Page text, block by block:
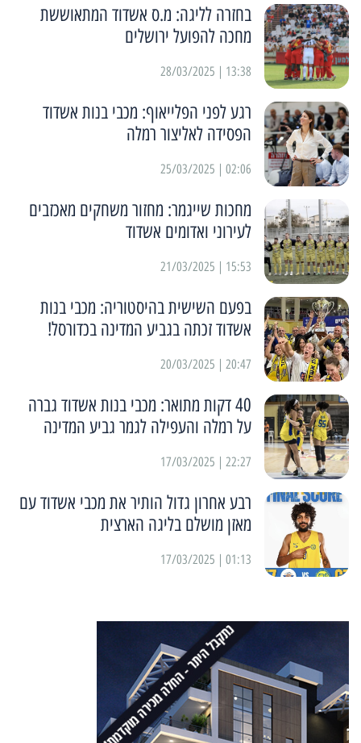
בחזרה לליגה: מ.ס אשדוד המתאוששת
מחכה להפועל ירושלים
13:38 | 28/03/2025
רגע לפני הפלייאוף: מכבי בנות אשדוד
הפסידה לאליצור רמלה
02:06 | 25/03/2025
מחכות שייגמר: מחזור משחקים מאכזבים
לעירוני ואדומים אשדוד
15:53 | 21/03/2025
בפעם השישית בהיסטוריה: מכבי בנות
אשדוד זכתה בגביע המדינה בכדורסל!
20:47 | 20/03/2025
40 דקות מתואר: מכבי בנות אשדוד גברה
על רמלה והעפילה לגמר גביע המדינה
22:27 | 17/03/2025
רבע אחרון גדול הותיר את מכבי אשדוד עם
מאזן מושלם בליגה הארצית
01:13 | 17/03/2025